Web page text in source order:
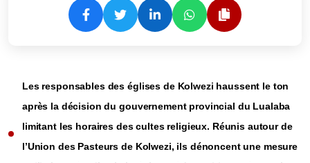
Les responsables des églises de Kolwezi haussent le ton
après la décision du gouvernement provincial du Lualaba
limitant les horaires des cultes religieux. Réunis autour de
l’Union des Pasteurs de Kolwezi, ils dénoncent une mesure